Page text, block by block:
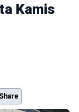
Kamis